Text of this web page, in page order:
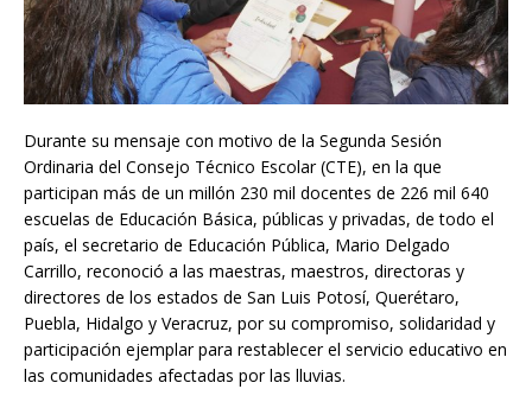
Durante su mensaje con motivo de la Segunda Sesión
Ordinaria del Consejo Técnico Escolar (CTE), en la que
participan más de un millón 230 mil docentes de 226 mil 640
escuelas de Educación Básica, públicas y privadas, de todo el
país, el secretario de Educación Pública, Mario Delgado
Carrillo, reconoció a las maestras, maestros, directoras y
directores de los estados de San Luis Potosí, Querétaro,
Puebla, Hidalgo y Veracruz, por su compromiso, solidaridad y
participación ejemplar para restablecer el servicio educativo en
las comunidades afectadas por las lluvias.